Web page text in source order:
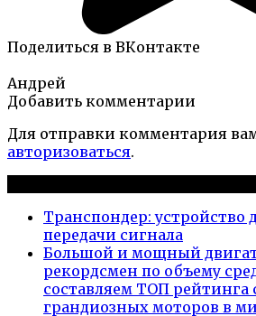
Поделиться в ВКонтакте
Андрей
Добавить комментарии
Для отправки комментария
авторизоваться.
Транспондер: устройство
передачи сигнала
Большой и мощный
рекордсмен по объему
составляем ТОП рейтинга
грандиозных моторов в